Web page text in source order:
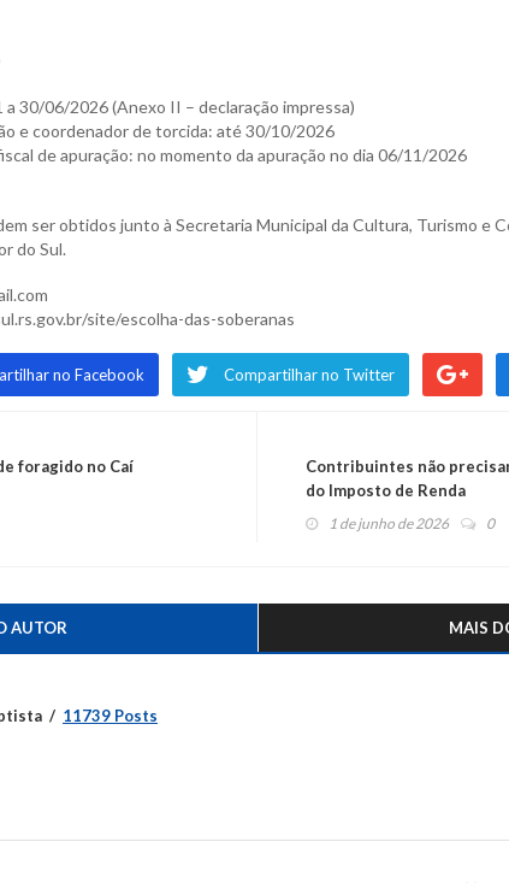
30/06/2026 (Anexo II – declaração impressa)
e coordenador de torcida: até 30/10/2026
de apuração: no momento da apuração no dia 06/11/2026
ser obtidos junto à Secretaria Municipal da Cultura, Turismo e
do Sul.
site/escolha-das-soberanas
no Facebook Compartilhar no Twitter
foragido no Caí
Contribuintes não
do Imposto de Renda
1 de junho de 2026 0
AUTOR MAIS
11739 Posts